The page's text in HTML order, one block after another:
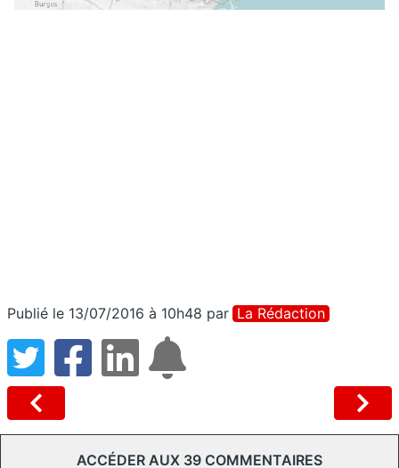
Publié le 13/07/2016 à 10h48 par La Rédaction
ACCÉDER AUX 39 COMMENTAIRES